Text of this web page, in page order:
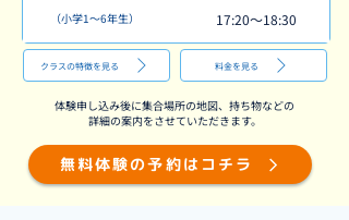
（小学1～6年生）
17:20～18:30
クラスの特徴を見る 料金を見る
​体験申し込み後に集合場所の地図、持ち物などの
詳細の案内をさせていただきます。
無料体験の予約はコチラ